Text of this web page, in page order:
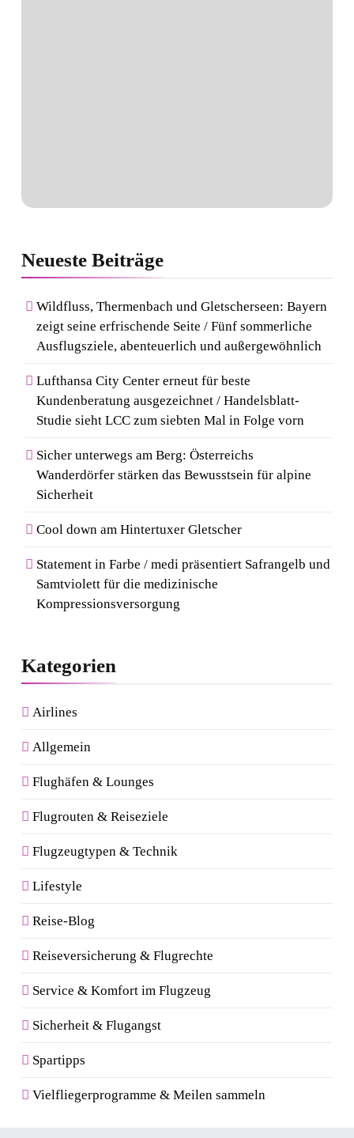
Neueste Beiträge
Wildfluss, Thermenbach und Gletscherseen: Bayern
zeigt seine erfrischende Seite / Fünf sommerliche
Ausflugsziele, abenteuerlich und außergewöhnlich
Lufthansa City Center erneut für beste
Kundenberatung ausgezeichnet / Handelsblatt-
Studie sieht LCC zum siebten Mal in Folge vorn
Sicher unterwegs am Berg: Österreichs
Wanderdörfer stärken das Bewusstsein für alpine
Sicherheit
Cool down am Hintertuxer Gletscher
Statement in Farbe / medi präsentiert Safrangelb und
Samtviolett für die medizinische
Kompressionsversorgung
Kategorien
Airlines
Allgemein
Flughäfen & Lounges
Flugrouten & Reiseziele
Flugzeugtypen & Technik
Lifestyle
Reise-Blog
Reiseversicherung & Flugrechte
Service & Komfort im Flugzeug
Sicherheit & Flugangst
Spartipps
Vielfliegerprogramme & Meilen sammeln